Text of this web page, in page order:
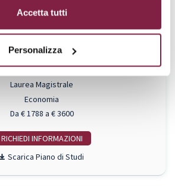
Accetta tutti
Personalizza
Sanità e dell’Innovazione Tecnologica)
Laurea Magistrale
Economia
Da € 1788 a € 3600
RICHIEDI INFO
Piano di Studi